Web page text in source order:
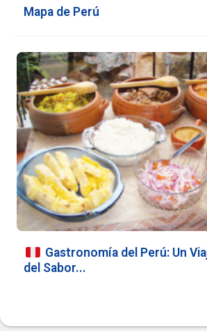
Mapa de Perú
Gastronomía del Perú: Un
del Sabor...